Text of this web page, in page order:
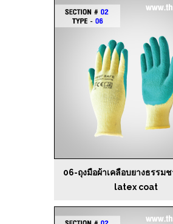
06-ถุงมือผ้าเคลือบยางธรรม
latex coat